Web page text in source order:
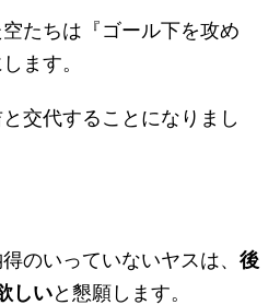
たちは『ゴール下を攻め
ます。
交代することになりまし
のいっていないヤスは、 後
しいと懇願します。